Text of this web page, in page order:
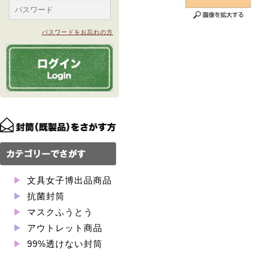
パスワードをお忘れの方
文具女子博出品商品
抗菌封筒
マスクふうとう
アウトレット商品
99%透けない封筒